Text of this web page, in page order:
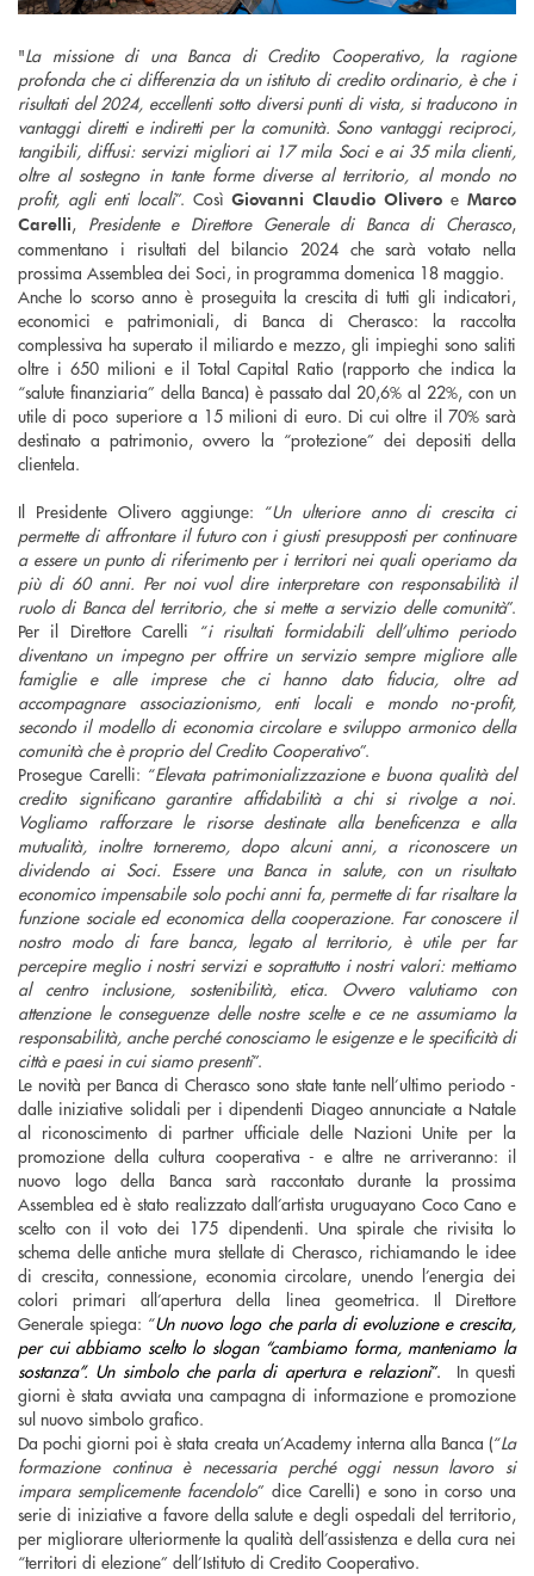
"La missione di una Banca di Credito Cooperativo, la ragione
profonda che ci differenzia da un istituto di credito ordinario, è che i
risultati del 2024, eccellenti sotto diversi punti di vista, si traducono in
vantaggi diretti e indiretti per la comunità. Sono vantaggi reciproci,
tangibili, diffusi: servizi migliori ai 17 mila Soci e ai 35 mila clienti,
oltre al sostegno in tante forme diverse al territorio, al mondo no
profit, agli enti locali”. CosìGiovanni Claudio Olivero eMarco
Carelli, Presidente e Direttore Generale di Banca di Cherasco,
commentano i risultati del bilancio 2024 che sarà votato nella
prossima Assemblea dei Soci, in programma domenica 18 maggio.
Anche lo scorso anno è proseguita la crescita di tutti gli indicatori,
economici e patrimoniali, di Banca di Cherasco: la raccolta
complessiva ha superato il miliardo e mezzo, gli impieghi sono saliti
oltre i 650 milioni e il Total Capital Ratio (rapporto che indica la
“salute finanziaria” della Banca) è passato dal 20,6% al 22%, con un
utile di poco superiore a 15 milioni di euro. Di cui oltre il 70% sarà
destinato a patrimonio, ovvero la “protezione” dei depositi della
clientela.
Il Presidente Olivero aggiunge: “Un ulteriore anno di crescita ci
permette di affrontare il futuro con i giusti presupposti per continuare
a essere un punto di riferimento per i territori nei quali operiamo da
più di 60 anni. Per noi vuol dire interpretare con responsabilità il
ruolo di Banca del territorio, che si mette a servizio delle comunità”.
Per il Direttore Carelli “i risultati formidabili dell’ultimo periodo
diventano un impegno per offrire un servizio sempre migliore alle
famiglie e alle imprese che ci hanno dato fiducia, oltre ad
accompagnare associazionismo, enti locali e mondo no-profit,
secondo il modello di economia circolare e sviluppo armonico della
comunità che è proprio del Credito Cooperativo”.
Prosegue Carelli: “Elevata patrimonializzazione e buona qualità del
credito significano garantire affidabilità a chi si rivolge a noi.
Vogliamo rafforzare le risorse destinate alla beneficenza e alla
mutualità, inoltre torneremo, dopo alcuni anni, a riconoscere un
dividendo ai Soci. Essere una Banca in salute, con un risultato
economico impensabile solo pochi anni fa, permette di far risaltare la
funzione sociale ed economica della cooperazione. Far conoscere il
nostro modo di fare banca, legato al territorio, è utile per far
percepire meglio i nostri servizi e soprattutto i nostri valori: mettiamo
al centro inclusione, sostenibilità, etica. Ovvero valutiamo con
attenzione le conseguenze delle nostre scelte e ce ne assumiamo la
responsabilità, anche perché conosciamo le esigenze e le specificità di
città e paesi in cui siamo presenti”.
Le novità per Banca di Cherasco sono state tante nell’ultimo periodo -
dalle iniziative solidali per i dipendenti Diageo annunciate a Natale
al riconoscimento di partner ufficiale delle Nazioni Unite per la
promozione della cultura cooperativa - e altre ne arriveranno: il
nuovo logo della Banca sarà raccontato durante la prossima
Assemblea ed è stato realizzato dall’artista uruguayano Coco Cano e
scelto con il voto dei 175 dipendenti. Una spirale che rivisita lo
schema delle antiche mura stellate di Cherasco, richiamando le idee
di crescita, connessione, economia circolare, unendo l’energia dei
colori primari all’apertura della linea geometrica. Il Direttore
Generale spiega: “Un nuovo logo che parla di evoluzione e crescita,
per cui abbiamo scelto lo slogan “cambiamo forma, manteniamo la
sostanza”. Un simbolo che parla di apertura e relazioni”. In questi
giorni è stata avviata una campagna di informazione e promozione
sul nuovo simbolo grafico.
Da pochi giorni poi è stata creata un’Academy interna alla Banca (“La
formazione continua è necessaria perché oggi nessun lavoro si
impara semplicemente facendolo” dice Carelli) e sono in corso una
serie di iniziative a favore della salute e degli ospedali del territorio,
per migliorare ulteriormente la qualità dell’assistenza e della cura nei
“territori di elezione” dell’Istituto di Credito Cooperativo.